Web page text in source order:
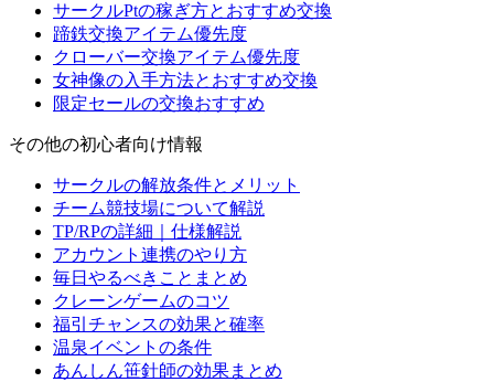
サークルPtの稼ぎ方とおすすめ交換
蹄鉄交換アイテム優先度
クローバー交換アイテム優先度
女神像の入手方法とおすすめ交換
限定セールの交換おすすめ
その他の初心者向け情報
サークルの解放条件とメリット
チーム競技場について解説
TP/RPの詳細｜仕様解説
アカウント連携のやり方
毎日やるべきことまとめ
クレーンゲームのコツ
福引チャンスの効果と確率
温泉イベントの条件
あんしん笹針師の効果まとめ